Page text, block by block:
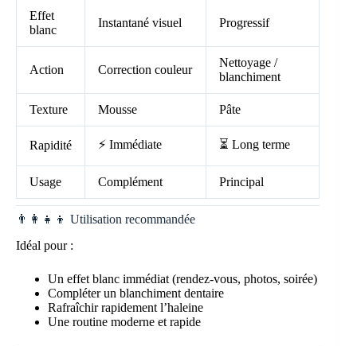
Effet
blanc
Instantané visuel Progressif
Action Correction couleur
Nettoyage /
blanchiment
Texture Mousse Pâte
Rapidité ⚡ Immédiate ⏳ Long terme
Usage Complément Principal
👨‍👩‍👧‍👦 Utilisation recommandée
Idéal pour :
Un effet blanc immédiat (rendez-vous, photos, soirée)
Compléter un blanchiment dentaire
Rafraîchir rapidement l’haleine
Une routine moderne et rapide